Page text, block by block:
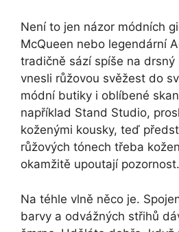
Není to jen názor módních
McQueen nebo legendární
tradičně sází spíše na
vnesli růžovou svěžest do
módní butiky i oblíbené
například Stand Studio,
koženými kousky, teď
růžových tónech třeba
okamžitě upoutají pozornost.
Na téhle vlně něco je.
barvy a odvážných střihů